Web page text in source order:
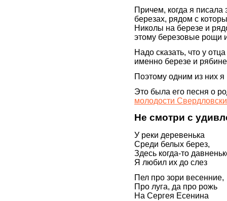
Причем, когда я писала
березах, рядом с
Николы на березе и
этому березовые рощи
Надо сказать, что у
именно березе и
Поэтому одним из них
Это была его песня о
молодости
Не смотри с
У реки деревенька
Среди белых берез,
Здесь когда-то
Я любил их до слез
Пел про зори весенние,
Про луга, да про рожь
На Сергея Есенина